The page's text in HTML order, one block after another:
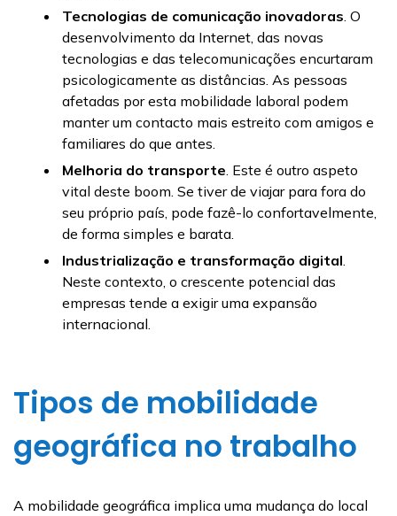
Tecnologias de comunicação inovadoras. O
desenvolvimento da Internet, das novas
tecnologias e das telecomunicações encurtaram
psicologicamente as distâncias. As pessoas
afetadas por esta mobilidade laboral podem
manter um contacto mais estreito com amigos e
familiares do que antes.
Melhoria do transporte. Este é outro aspeto
vital deste boom. Se tiver de viajar para fora do
seu próprio país, pode fazê-lo confortavelmente,
de forma simples e barata.
Industrialização e transformação digital.
Neste contexto, o crescente potencial das
empresas tende a exigir uma expansão
internacional.
Tipos de mobilidade
geográfica no trabalho
A mobilidade geográfica implica uma mudança do local